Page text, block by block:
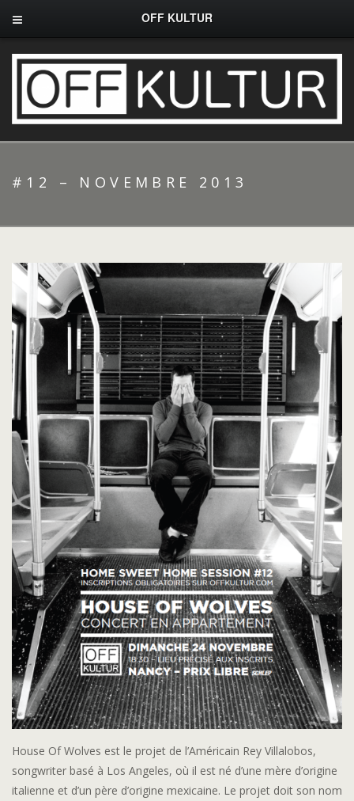
OFF KULTUR
#12 – NOVEMBRE 2013
House Of Wolves est le projet de l’Américain Rey Villalobos,
songwriter basé à Los Angeles, où il est né d’une mère d’origine
italienne et d’un père d’origine mexicaine. Le projet doit son nom